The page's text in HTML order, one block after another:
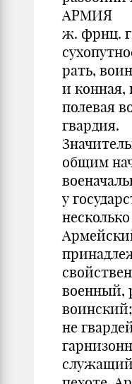
АРМИЯ
ж. фрнц.
рать,
и конная,
полевая
гвардия.
общим
у
военный,
воинский;
не